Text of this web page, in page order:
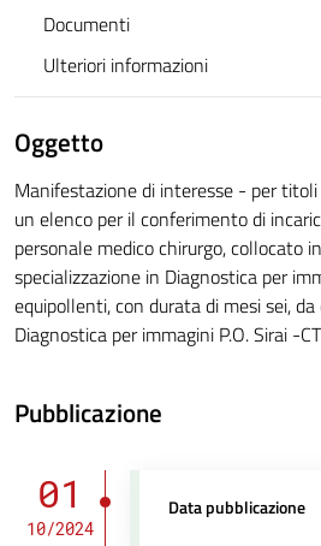
Documenti
Ulteriori informazioni
Oggetto
Manifestazione di interesse - per
un elenco per il conferimento di
personale medico chirurgo, collocato
specializzazione in Diagnostica per
equipollenti, con durata di mesi sei,
Diagnostica per immagini P.O. Sirai -
Pubblicazione
01
10/2024
Data pubblicazione